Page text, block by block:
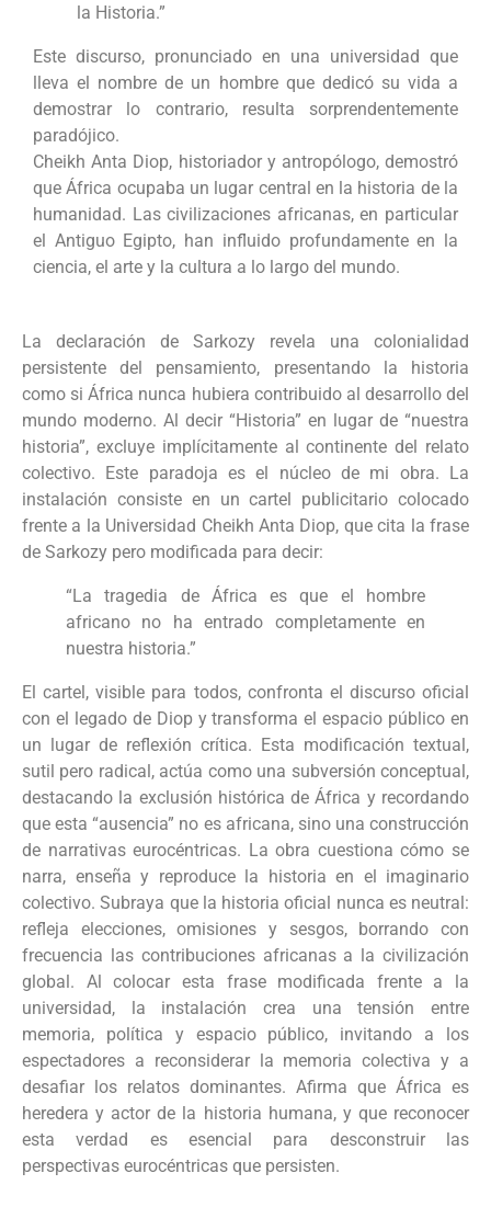
la Historia.”
Este discurso, pronunciado en una universidad que
lleva el nombre de un hombre que dedicó su vida a
demostrar lo contrario, resulta sorprendentemente
paradójico.
Cheikh Anta Diop, historiador y antropólogo, demostró
que África ocupaba un lugar central en la historia de la
humanidad. Las civilizaciones africanas, en particular
el Antiguo Egipto, han influido profundamente en la
ciencia, el arte y la cultura a lo largo del mundo.
La declaración de Sarkozy revela una colonialidad
persistente del pensamiento, presentando la historia
como si África nunca hubiera contribuido al desarrollo del
mundo moderno. Al decir “Historia” en lugar de “nuestra
historia”, excluye implícitamente al continente del relato
colectivo. Este paradoja es el núcleo de mi obra. La
instalación consiste en un cartel publicitario colocado
frente a la Universidad Cheikh Anta Diop, que cita la frase
de Sarkozy pero modificada para decir:
“La tragedia de África es que el hombre
africano no ha entrado completamente en
nuestra historia.”
El cartel, visible para todos, confronta el discurso oficial
con el legado de Diop y transforma el espacio público en
un lugar de reflexión crítica. Esta modificación textual,
sutil pero radical, actúa como una subversión conceptual,
destacando la exclusión histórica de África y recordando
que esta “ausencia” no es africana, sino una construcción
de narrativas eurocéntricas. La obra cuestiona cómo se
narra, enseña y reproduce la historia en el imaginario
colectivo. Subraya que la historia oficial nunca es neutral:
refleja elecciones, omisiones y sesgos, borrando con
frecuencia las contribuciones africanas a la civilización
global. Al colocar esta frase modificada frente a la
universidad, la instalación crea una tensión entre
memoria, política y espacio público, invitando a los
espectadores a reconsiderar la memoria colectiva y a
desafiar los relatos dominantes. Afirma que África es
heredera y actor de la historia humana, y que reconocer
esta verdad es esencial para desconstruir las
perspectivas eurocéntricas que persisten.